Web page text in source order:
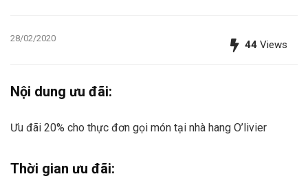
28/02/2020
44 Views
Nội dung ưu đãi:
Ưu đãi 20% cho thực đơn gọi món tại nhà hang O’livier
Thời gian ưu đãi: